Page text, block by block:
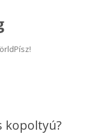
kopoltyú?